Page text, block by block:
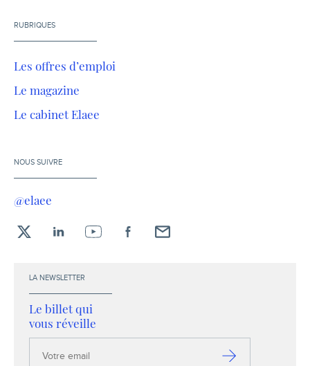
RUBRIQUES
Les offres d’emploi
Le magazine
Le cabinet Elaee
NOUS SUIVRE
@elaee
LA NEWSLETTER
Le billet qui
vous réveille
email
S’inscrire